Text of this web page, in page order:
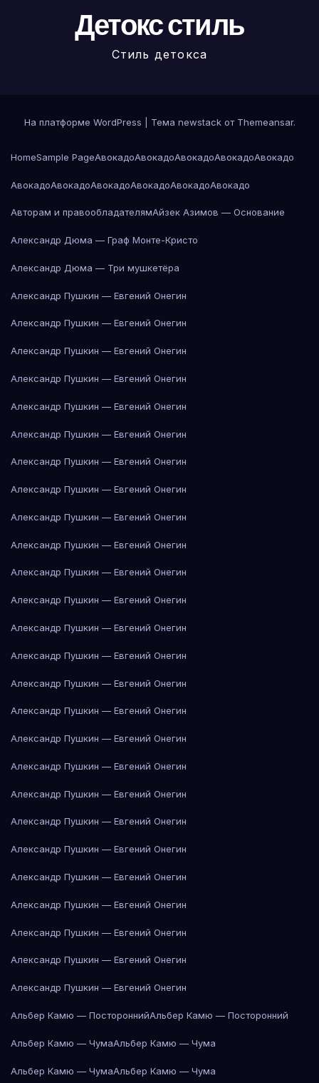
Детокс стиль
Стиль детокса
На платформе WordPress Тема newstack от Themeansar.
HomeSample PageАвокадоАвокадоАвокадоАвокадоАвокадо
АвокадоАвокадоАвокадоАвокадоАвокадоАвокадо
Авторам и правообладателямАйзек Азимов — Основание
Александр Дюма — Граф Монте-Кристо
Александр Дюма — Три мушкетёра
Александр Пушкин — Евгений Онегин
Александр Пушкин — Евгений Онегин
Александр Пушкин — Евгений Онегин
Александр Пушкин — Евгений Онегин
Александр Пушкин — Евгений Онегин
Александр Пушкин — Евгений Онегин
Александр Пушкин — Евгений Онегин
Александр Пушкин — Евгений Онегин
Александр Пушкин — Евгений Онегин
Александр Пушкин — Евгений Онегин
Александр Пушкин — Евгений Онегин
Александр Пушкин — Евгений Онегин
Александр Пушкин — Евгений Онегин
Александр Пушкин — Евгений Онегин
Александр Пушкин — Евгений Онегин
Александр Пушкин — Евгений Онегин
Александр Пушкин — Евгений Онегин
Александр Пушкин — Евгений Онегин
Александр Пушкин — Евгений Онегин
Александр Пушкин — Евгений Онегин
Александр Пушкин — Евгений Онегин
Александр Пушкин — Евгений Онегин
Александр Пушкин — Евгений Онегин
Александр Пушкин — Евгений Онегин
Александр Пушкин — Евгений Онегин
Александр Пушкин — Евгений Онегин
Альбер Камю — ПостороннийАльбер Камю — Посторонний
Альбер Камю — ЧумаАльбер Камю — Чума
Альбер Камю — ЧумаАльбер Камю — Чума